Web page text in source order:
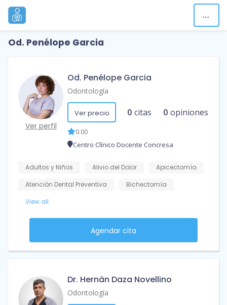
Od. Penélope Garcia
Ver perfil
Od. Penélope Garcia
Odontología
Ver precio 0 citas 0 opiniones
0.00
Centro Clínico Docente Concresa
Adultos y Niños Alivio del Dolor
Apicectomía
Atención Dental Preventiva
Bichectomía
View all
Agendar cita
Dr. Hernán Daza Novellino
Odontología